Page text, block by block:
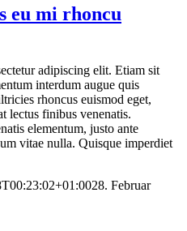
eu mi rhoncu
adipiscing elit. Etiam sit
interdum augue quis
rhoncus euismod eget,
lectus finibus venenatis.
elementum, justo ante
vitae nulla. Quisque imperdiet
28. Februar